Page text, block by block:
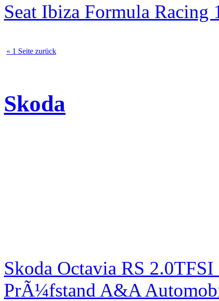
Seat Ibiza Formula
« 1 Seite zurück
Skoda
Skoda Octavia RS
PrÃ¼fstand A&A